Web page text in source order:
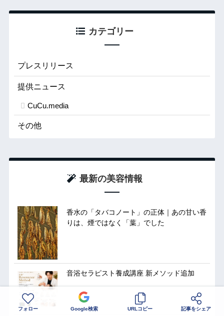
カテゴリー
プレスリリース
提供ニュース
CuCu.media
その他
最新の美容情報
香水の「タバコノート」の正体｜あの甘い香
りは、煙ではなく「葉」でした
音浴セラピスト養成講座 新メソッド追加
フォロー Google検索 URLコピー 記事をシェア